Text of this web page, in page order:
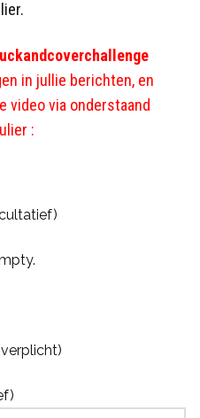
in jullie berichten, en
video via onderstaand
: